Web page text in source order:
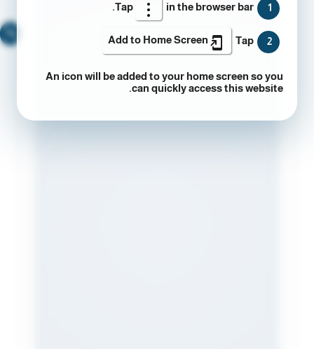
1
Tap in the browser bar.
2
Tap
Add to Home Screen
An icon will be added to your home screen so you
can quickly access this website.